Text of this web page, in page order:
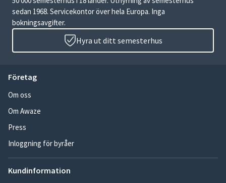
sedan 1968. Servicekontor över hela Europa. Inga
bokningsavgifter.
Hyra ut ditt semesterhus
Företag
Om oss
Om Awaze
Press
Inloggning för byråer
Kundinformation